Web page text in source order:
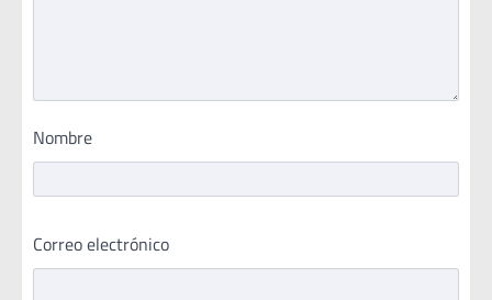
Nombre
Correo electrónico